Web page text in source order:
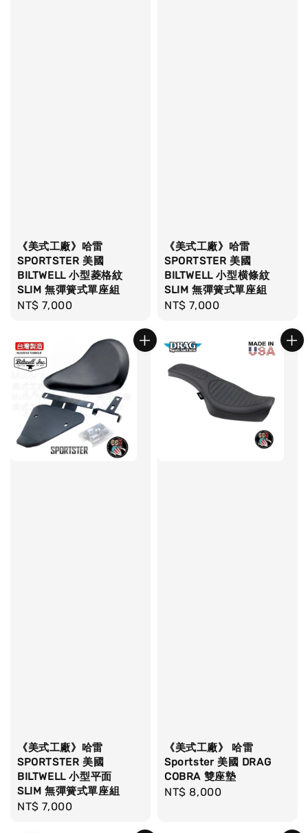
《美式工廠》哈雷
SPORTSTER 美國
BILTWELL 小型菱格紋
SLIM 無彈簧式單座組
Regular
NT$ 7,000
《美式工廠》哈雷
SPORTSTER 美國
BILTWELL 小型横條紋
SLIM 無彈簧式單座組
Regular
NT$ 7,000
《美式工廠》哈雷
SPORTSTER 美國
BILTWELL 小型平面
SLIM 無彈簧式單座組
Regular
NT$ 7,000
《美式工廠》 哈雷
Sportster 美國 DRAG
COBRA 雙座墊
Regular
NT$ 8,000